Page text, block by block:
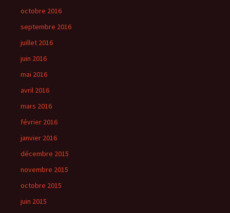
octobre 2016
septembre 2016
juillet 2016
juin 2016
mai 2016
avril 2016
mars 2016
février 2016
janvier 2016
décembre 2015
novembre 2015
octobre 2015
juin 2015